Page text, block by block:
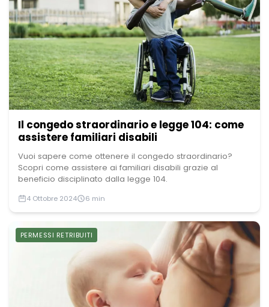
Il congedo straordinario e legge 104: come
assistere familiari disabili
Vuoi sapere come ottenere il congedo straordinario?
Scopri come assistere ai familiari disabili grazie al
beneficio disciplinato dalla legge 104.
4 Ottobre 2024 6 min
PERMESSI RETRIBUITI